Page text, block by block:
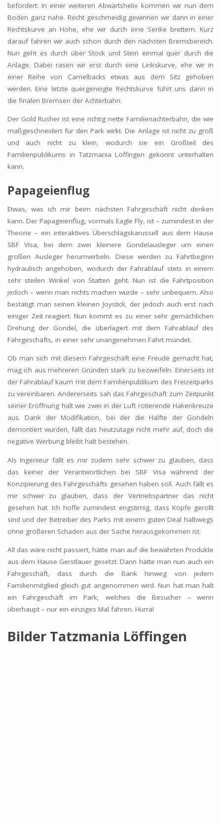
befördert. In einer weiteren Abwärtshelix kommen wir nun dem
Boden ganz nahe. Recht geschmeidig gewinnen wir dann in einer
Rechtskurve an Höhe, ehe wir durch eine Senke brettern. Kurz
darauf fahren wir auch schon durch den nächsten Bremsbereich.
Nun geht es durch über Stock und Stein einmal quer durch die
Anlage. Dabei rasen wir erst durch eine Linkskurve, ehe wir in
einer Reihe von Camelbacks etwas aus dem Sitz gehoben
werden. Eine letzte quergeneigte Rechtskurve führt uns dann in
die finalen Bremsen der Achterbahn.
Der Gold Rusher ist eine richtig nette Familienachterbahn, die wie
maßgeschneidert für den Park wirkt. Die Anlage ist nicht zu groß
und auch nicht zu klein, wodurch sie ein Großteil des
Familienpublikums in Tatzmania Löffingen gekonnt unterhalten
kann.
Papageienflug
Etwas, was ich mir beim nächsten Fahrgeschäft nicht denken
kann. Der Papageienflug, vormals Eagle Fly, ist – zumindest in der
Theorie – ein interaktives Überschlagskarussell aus dem Hause
SBF Visa, bei dem zwei kleinere Gondelausleger um einen
großen Ausleger herumwirbeln. Diese werden zu Fahrtbeginn
hydraulisch angehoben, wodurch der Fahrablauf stets in einem
sehr steilen Winkel von Statten geht. Nun ist die Fahrtposition
jedoch – wenn man nichts machen würde – sehr unbequem. Also
bestätigt man seinen kleinen Joystick, der jedoch auch erst nach
einiger Zeit reagiert. Nun kommt es zu einer sehr gemächlichen
Drehung der Gondel, die überlagert mit dem Fahrablauf des
Fahrgeschäfts, in einer sehr unangenehmen Fahrt mündet.
Ob man sich mit diesem Fahrgeschäft eine Freude gemacht hat,
mag ich aus mehreren Gründen stark zu bezweifeln. Einerseits ist
der Fahrablauf kaum mit dem Familienpublikum des Freizeitparks
zu vereinbaren. Andererseits sah das Fahrgeschäft zum Zeitpunkt
seiner Eröffnung halt wie zwei in der Luft rotierende Hakenkreuze
aus. Dank der Modifikation, bei der die Hälfte der Gondeln
demontiert wurden, fällt das heutzutage nicht mehr auf, doch die
negative Werbung bleibt halt bestehen.
Als Ingenieur fällt es mir zudem sehr schwer zu glauben, dass
das keiner der Verantwortlichen bei SBF Visa während der
Konzipierung des Fahrgeschäfts gesehen haben soll. Auch fällt es
mir schwer zu glauben, dass der Vertriebspartner das nicht
gesehen hat. Ich hoffe zumindest engstirnig, dass Köpfe gerollt
sind und der Betreiber des Parks mit einem guten Deal halbwegs
ohne größeren Schaden aus der Sache herausgekommen ist.
All das wäre nicht passiert, hätte man auf die bewährten Produkte
aus dem Hause Gerstlauer gesetzt. Dann hätte man nun auch ein
Fahrgeschäft, dass durch die Bank hinweg von jedem
Familienmitglied gleich gut angenommen wird. Nun hat man halt
ein Fahrgeschäft im Park, welches die Besucher – wenn
überhaupt – nur ein einziges Mal fahren. Hurra!
Bilder Tatzmania Löffingen